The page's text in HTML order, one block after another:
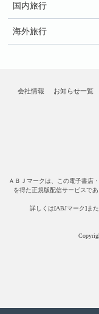
国内旅行
海外旅行
会社情報 お知らせ一覧
ＡＢＪマークは、この電子書店
を得た正規版配信サービスで
詳しくは[ABJマーク]ま